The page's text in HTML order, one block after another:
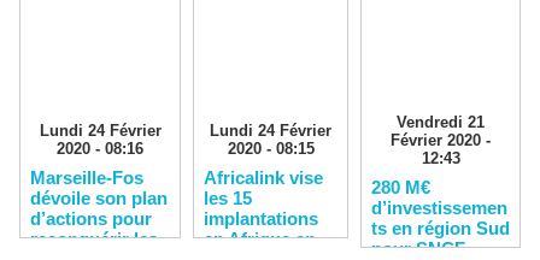
Lundi 24 Février
2020 - 08:16
Marseille-Fos
dévoile son plan
d’actions pour
reconquérir les
Lundi 24 Février
2020 - 08:15
Africalink vise
les 15
implantations
en Afrique en
Vendredi 21
Février 2020 -
12:43
280 M€
d’investissemen
ts en région Sud
pour SNCF